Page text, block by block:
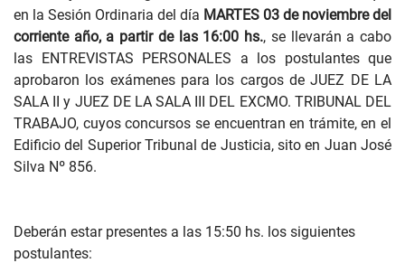
en la Sesión Ordinaria del día MARTES 03 de noviembre del
corriente año, a partir de las 16:00 hs., se llevarán a cabo
las ENTREVISTAS PERSONALES a los postulantes que
aprobaron los exámenes para los cargos de JUEZ DE LA
SALA II y JUEZ DE LA SALA III DEL EXCMO. TRIBUNAL DEL
TRABAJO, cuyos concursos se encuentran en trámite, en el
Edificio del Superior Tribunal de Justicia, sito en Juan José
Silva Nº 856.
Deberán estar presentes a las 15:50 hs. los siguientes
postulantes: